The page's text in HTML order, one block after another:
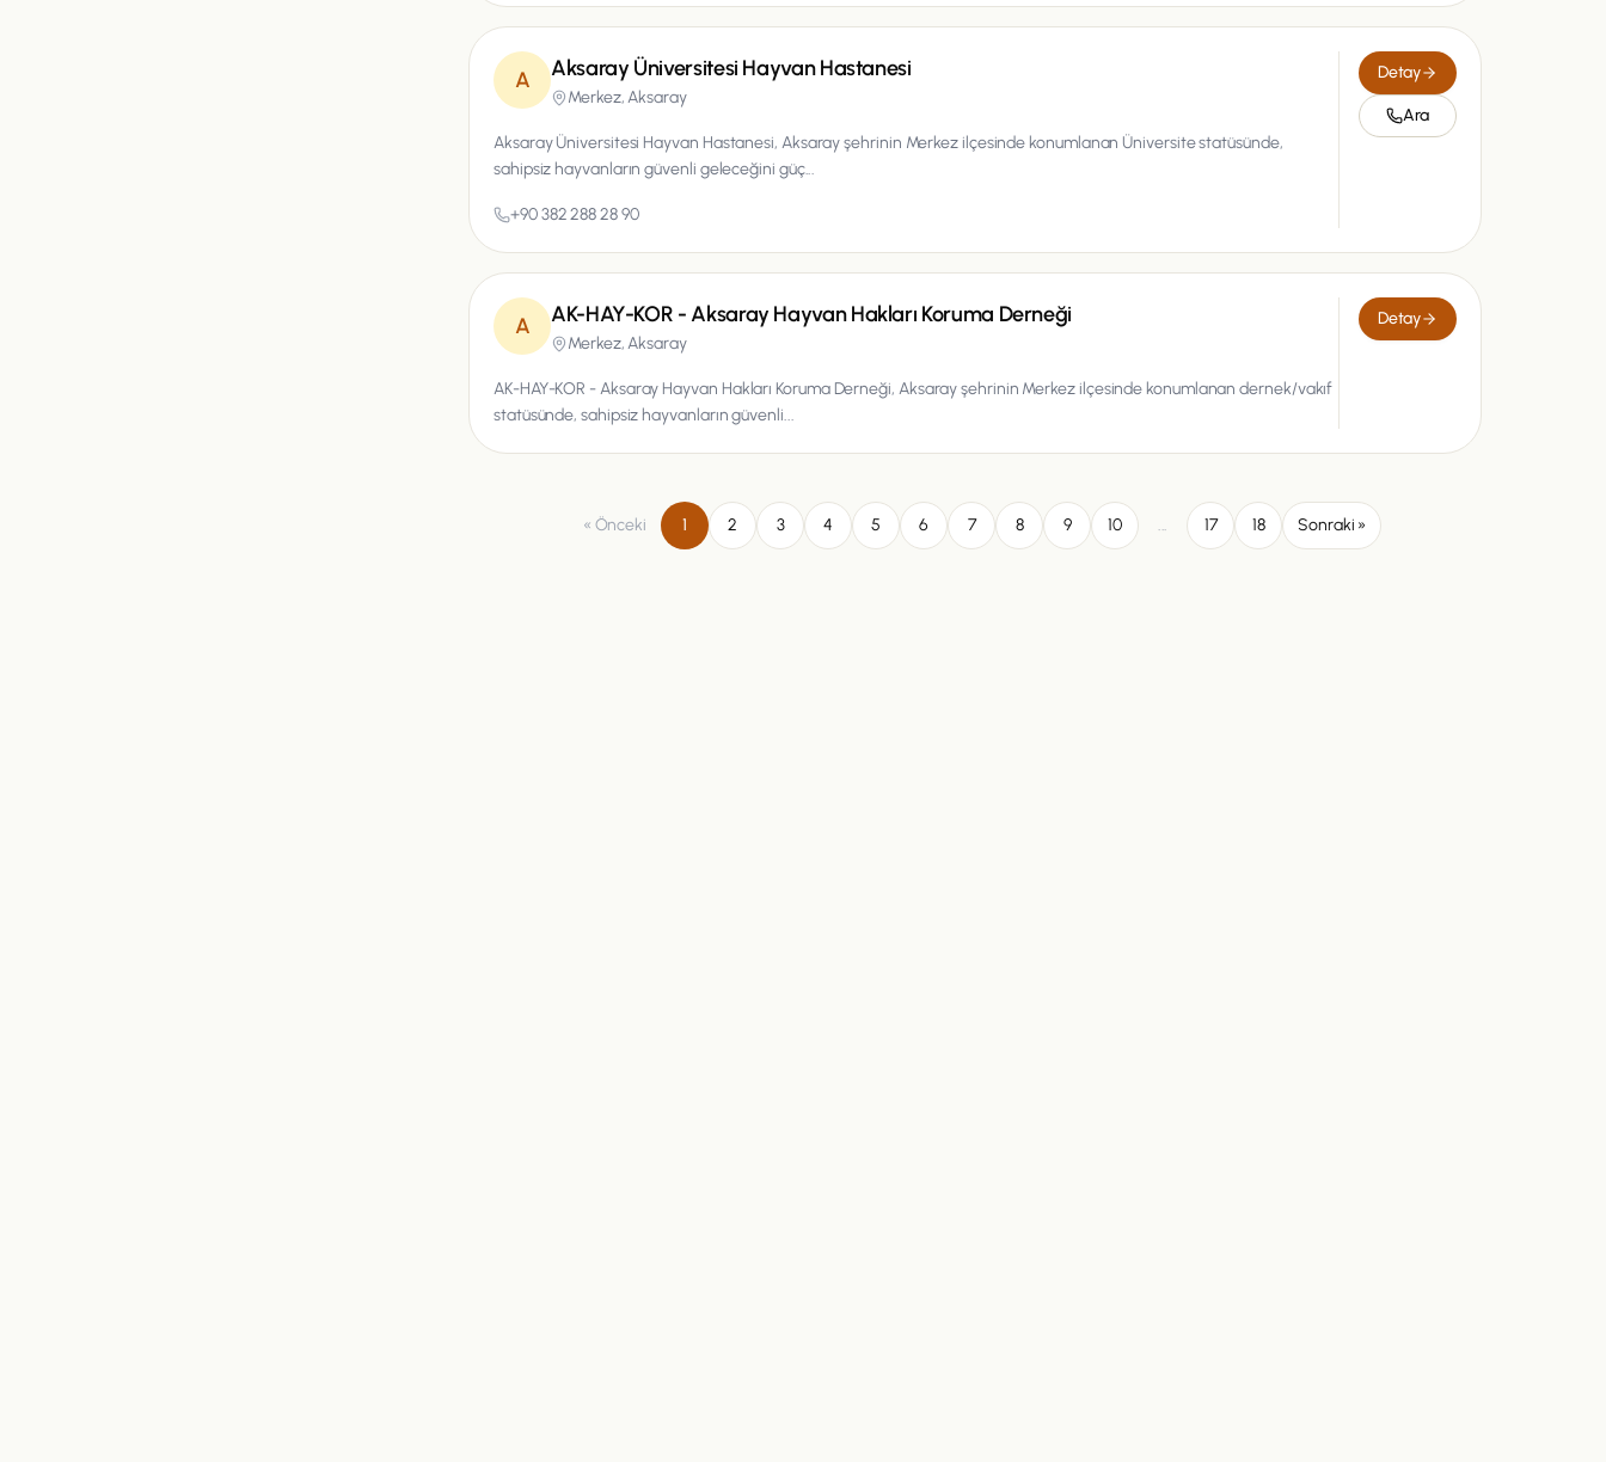
A Aksaray Üniversitesi Hayvan Hastanesi
Merkez,Aksaray
Aksaray Üniversitesi Hayvan Hastanesi, Aksaray şehrinin Merkez ilçesinde konumlanan Üniversite statüsünde,
sahipsiz hayvanların güvenli geleceğini güç...
+90 382 288 28 90
Detay
Ara
A AK-HAY-KOR - Aksaray Hayvan Hakları Koruma Derneği
Merkez,Aksaray
AK-HAY-KOR - Aksaray Hayvan Hakları Koruma Derneği, Aksaray şehrinin Merkez ilçesinde konumlanan dernek/vakıf
statüsünde, sahipsiz hayvanların güvenli...
Detay
« Önceki 1 2 3 4 5 6 7 8 9 10 ... 17 18 Sonraki »